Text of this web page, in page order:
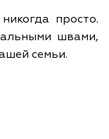
просто.
швами,
семьи.